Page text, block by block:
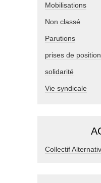
Mobilisations
Non classé
Parutions
prises de position
solidarité
Vie syndicale
Collectif